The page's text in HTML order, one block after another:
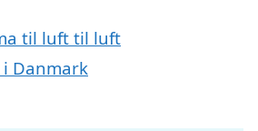
til luft til luft
Danmark